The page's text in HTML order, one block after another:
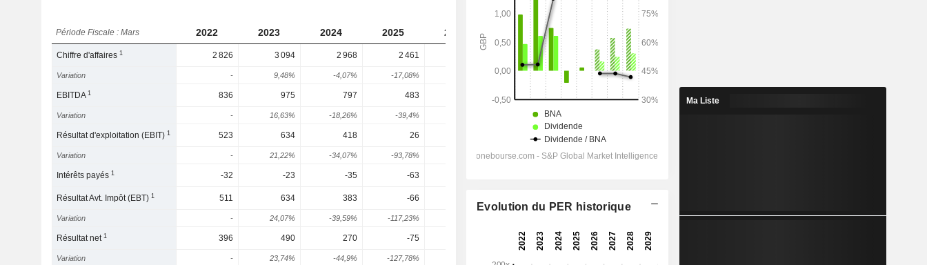
Période Fiscale : Mars 2022 2023 2024 2025 2026 2028 2029
Chiffre d'affaires1 2 826 3 094 2 968 2 461 2 553 2 705
Variation - 9,48% -4,07% -17,08% 5,5% 5,94% 6,39%
EBITDA1 836 975 797 483 603 701 780,7
Variation - 16,63% -18,26% -39,4% 9,84%
Résultat d'exploitation (EBIT)1 523 634 418 26 247,9 335,2
Variation - 21,22% -34,07% -93,78% 515,38% 54,92% 35,23% 23,15%
Intérêts payés1 -32 -23 -35 -63
Résultat Avt. Impôt (EBT)1 511 634 383 -66
Variation - 24,07% -39,59% -117,23%
Résultat net1 396 490 270 -75 135,5 209,9 276,9
Variation - 23,74% -44,9% -127,78%
Evolution du PER historique
Ma Liste